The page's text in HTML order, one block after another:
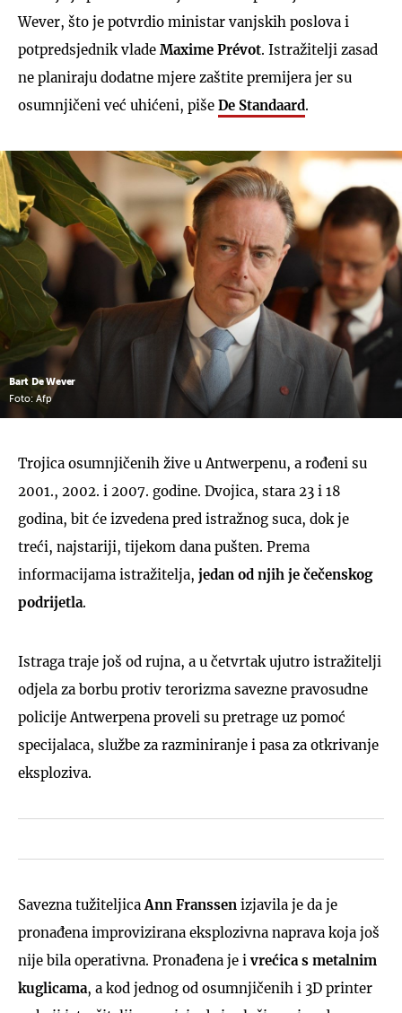
Wever, što je potvrdio ministar vanjskih poslova i
potpredsjednik vlade Maxime Prévot. Istražitelji zasad
ne planiraju dodatne mjere zaštite premijera jer su
osumnjičeni već uhićeni, piše De Standaard.
Bart De Wever
Foto: Afp
Trojica osumnjičenih žive u Antwerpenu, a rođeni su
2001., 2002. i 2007. godine. Dvojica, stara 23 i 18
godina, bit će izvedena pred istražnog suca, dok je
treći, najstariji, tijekom dana pušten. Prema
informacijama istražitelja, jedan od njih je čečenskog
podrijetla.
Istraga traje još od rujna, a u četvrtak ujutro istražitelji
odjela za borbu protiv terorizma savezne pravosudne
policije Antwerpena proveli su pretrage uz pomoć
specijalaca, službe za razminiranje i pasa za otkrivanje
eksploziva.
Savezna tužiteljicaAnn Franssen izjavila je da je
pronađena improvizirana eksplozivna naprava koja još
nije bila operativna. Pronađena je ivrećica s metalnim
kuglicama, a kod jednog od osumnjičenih i 3D printer